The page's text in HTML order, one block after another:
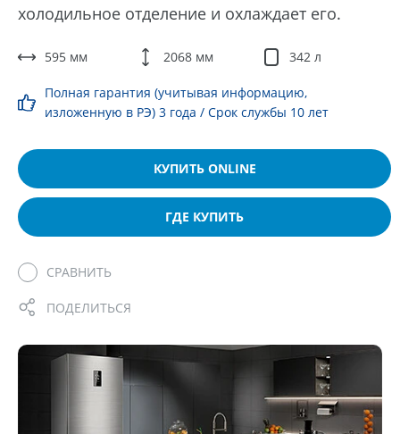
холодильное отделение и охлаждает его.
595 мм 2068 мм 342 л
Полная гарантия (учитывая информацию,
изложенную в РЭ) 3 года / Срок службы 10 лет
КУПИТЬ ONLINE
ГДЕ КУПИТЬ
СРАВНИТЬ
ПОДЕЛИТЬСЯ